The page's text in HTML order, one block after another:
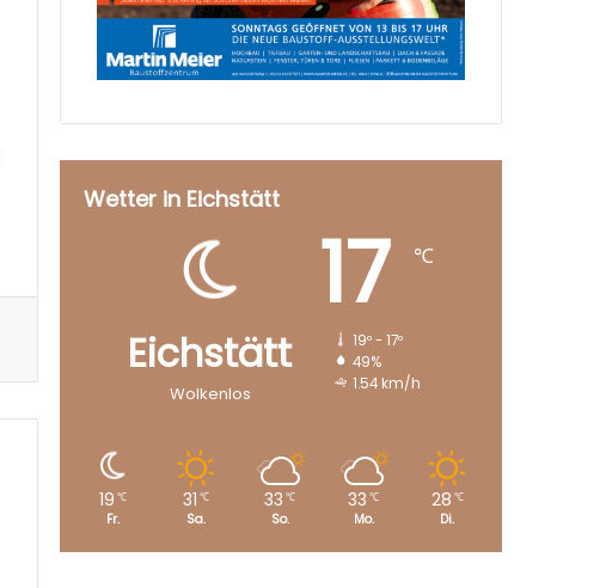
Wetter in Eichstätt
Eichstätt
Wolkenlos
17 ℃
19º - 17º
49%
1.54 km/h
19 ℃
Fr.
31 ℃
Sa.
33 ℃
So.
33 ℃
Mo.
28 ℃
Di.